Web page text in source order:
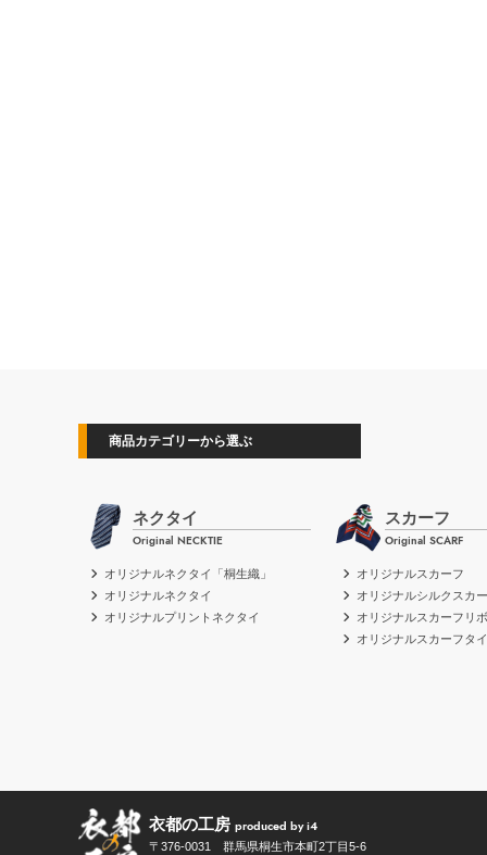
商品カテゴリーから選ぶ
ネクタイ
Original NECKTIE
オリジナルネクタイ「桐生織」
オリジナルネクタイ
オリジナルプリントネクタイ
スカーフ
Original SCARF
オリジナルスカーフ
オリジナルシルクスカ
オリジナルスカーフリ
オリジナルスカーフタイ
衣都の工房 produced by i4
〒376-0031 群馬県桐生市本町2丁目5-6